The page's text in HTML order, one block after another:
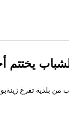
يختتم
بلدية تفرغ